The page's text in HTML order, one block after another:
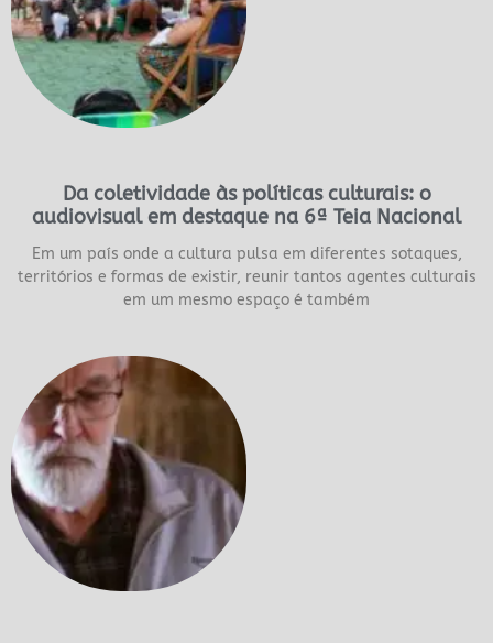
Da coletividade às políticas culturais: o
audiovisual em destaque na 6ª Teia Nacional
Em um país onde a cultura pulsa em diferentes sotaques,
territórios e formas de existir, reunir tantos agentes culturais
em um mesmo espaço é também